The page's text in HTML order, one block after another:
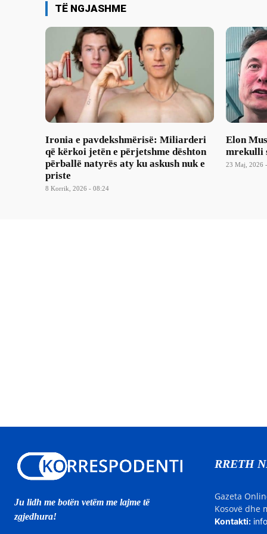
TË NGJASHME
Ironia e pavdekshmërisë: Miliarderi
që kërkoi jetën e përjetshme dështon
përballë natyrës aty ku askush nuk e
priste
8 Korrik, 2026 - 08:24
Elon
mrekulli
23 Maj, 2026
Ju lidh me botën vetëm me lajme të
zgjedhura!
RRETH
Gazeta
Kosovë dhe
Kontakti: